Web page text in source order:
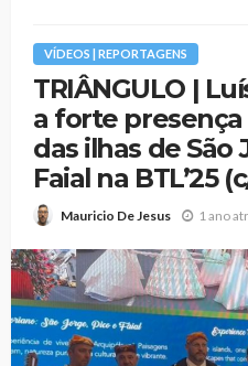
VÍDEOS | REPORTAGENS
TRIÂNGULO |
a forte
das ilhas de São
Faial na BTL’25
Mauricio De Jesus 1 ano